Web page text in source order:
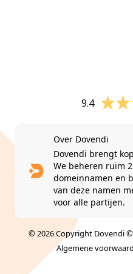
9.4
Over Dovendi
Dovendi brengt
We beheren ruim
domeinnamen en
van deze namen
voor alle partijen.
© 2026 Copyright Dovendi
Algemene